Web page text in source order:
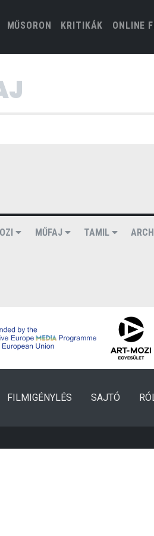
MŰSORON KRITIKÁK ONLINE
MŰFAJ TAMIL
FILMIGÉNYLÉS SAJTÓ